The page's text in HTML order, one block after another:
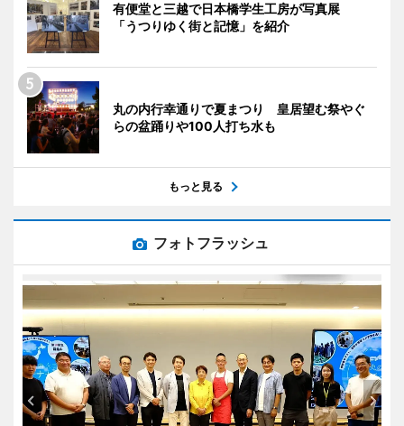
有便堂と三越で日本橋学生工房が写真展
「うつりゆく街と記憶」を紹介
丸の内行幸通りで夏まつり 皇居望む祭やぐ
らの盆踊りや100人打ち水も
もっと見る
フォトフラッシュ